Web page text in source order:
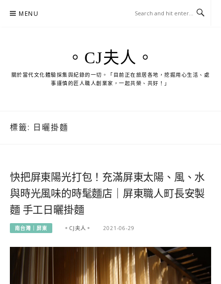
MENU
。CJ夫人。
關於當代文化體驗採集與紀錄的一切。「目前正在旅居各地，挖掘用心生活、處
事謹慎的匠人職人創業家，一起共榮、共好！」
標籤: 日曬掛麵
快把屏東陽光打包！充滿屏東太陽、風、水
與時光風味的時髦麵店｜屏東職人町長安製
麵 手工日曬掛麵
南台灣｜屏東 。CJ夫人。 2021-06-29